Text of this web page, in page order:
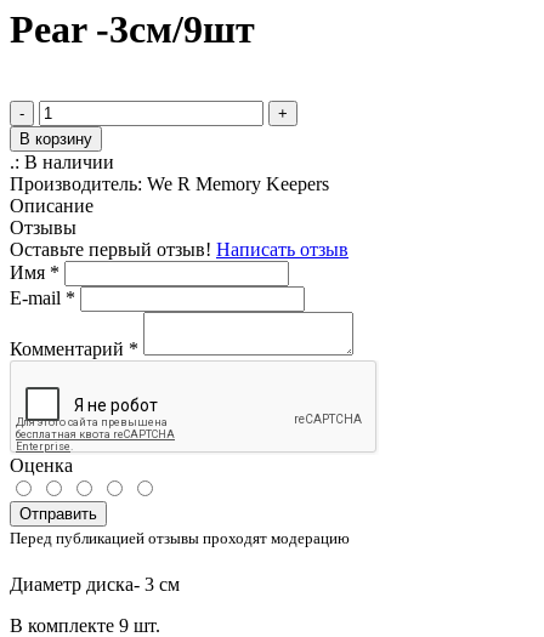
Pear -3см/9шт
-
+
В корзину
.: В наличии
Производитель: We R Memory Keepers
Описание
Отзывы
Оставьте первый отзыв! Написать отзыв
Имя *
E-mail *
Комментарий *
Оценка
Отправить
Перед публикацией отзывы проходят модерацию
Диаметр диска- 3 см
В комплекте 9 шт.